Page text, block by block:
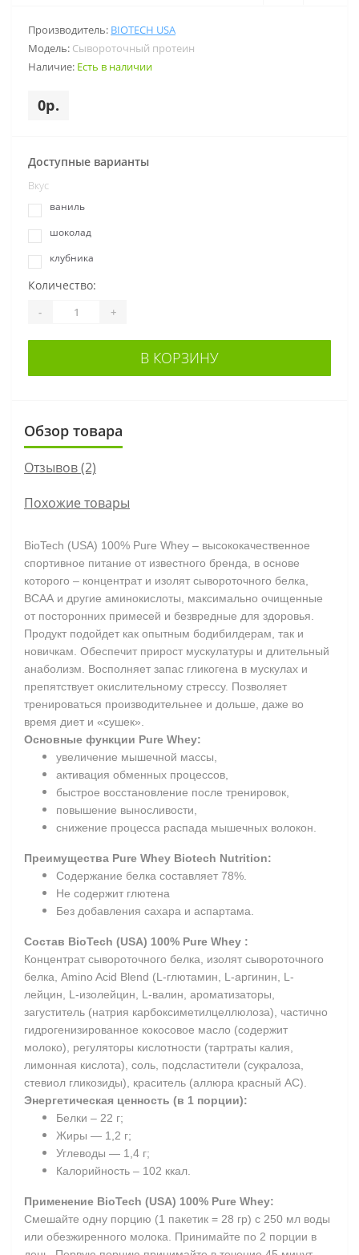
Производитель: BIOTECH USA
Модель: Сывороточный протеин
Наличие: Есть в наличии
0р.
Доступные варианты
Вкус
ваниль
шоколад
клубника
Количество:
- +
В КОРЗИНУ
Обзор товара
Отзывов (2)
Похожие товары
BioTech (USA) 100% Pure Whey – высококачественное
спортивное питание от известного бренда, в основе
которого – концентрат и изолят сывороточного белка,
ВСАА и другие аминокислоты, максимально очищенные
от посторонних примесей и безвредные для здоровья.
Продукт подойдет как опытным бодибилдерам, так и
новичкам. Обеспечит прирост мускулатуры и длительный
анаболизм. Восполняет запас гликогена в мускулах и
препятствует окислительному стрессу. Позволяет
тренироваться производительнее и дольше, даже во
время диет и «сушек».
Основные функции Pure Whey:
увеличение мышечной массы,
активация обменных процессов,
быстрое восстановление после тренировок,
повышение выносливости,
снижение процесса распада мышечных волокон.
Преимущества Pure Whey Biotech Nutrition:
Содержание белка составляет 78%.
Не содержит глютена
Без добавления сахара и аспартама.
Состав BioTech (USA) 100% Pure Whey :
Концентрат сывороточного белка, изолят сывороточного
белка, Amino Acid Blend (L-глютамин, L-аргинин, L-
лейцин, L-изолейцин, L-валин, ароматизаторы,
загуститель (натрия карбоксиметилцеллюлоза), частично
гидрогенизированное кокосовое масло (содержит
молоко), регуляторы кислотности (тартраты калия,
лимонная кислота), соль, подсластители (сукралоза,
стевиол гликозиды), краситель (аллюра красный AC).
Энергетическая ценность (в 1 порции):
Белки – 22 г;
Жиры — 1,2 г;
Углеводы — 1,4 г;
Калорийность – 102 ккал.
Применение BioTech (USA) 100% Pure Whey:
Смешайте одну порцию (1 пакетик = 28 гр) с 250 мл воды
или обезжиренного молока. Принимайте по 2 порции в